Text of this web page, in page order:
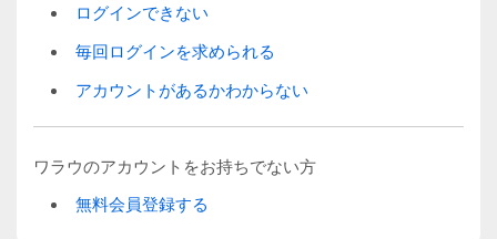
ログインできない
毎回ログインを求められる
アカウントがあるかわからない
ワラウのアカウントをお持ちでない方
無料会員登録する